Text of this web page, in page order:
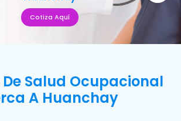
Cotiza Aquí
De Salud Ocupacional
A Huanchay